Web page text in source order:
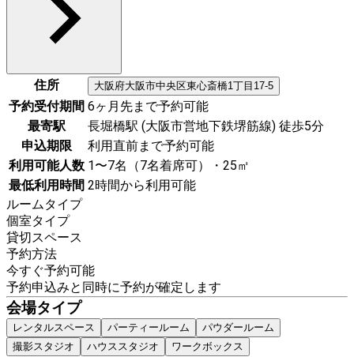
住所 大阪府大阪市中央区東心斎橋1丁目17-5
予約受付期間 6ヶ月先まで予約可能
最寄駅
長堀橋駅 (大阪市営地下鉄堺筋線) 徒歩5分
申込期限
利用直前まで予約可能
利用可能人数 1〜7名（7名着席可）・25㎡
最低利用時間 2時間から利用可能
ルームタイプ
個室タイプ
貸切スペース
予約方法
今すぐ予約可能
予約申込みと同時に予約が確定します
会場タイプ
レンタルスペース パーティールーム
パウダールーム
撮影スタジオ
ハウススタジオ ワークボックス